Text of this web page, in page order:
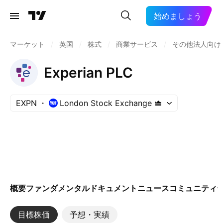
始めましょう
マーケット 英国 株式 商業サービス その他法人向
Experian PLC
EXPN London Stock Exchange
概要ファンダメンタルドキュメント ニュースコミュニティ
目標株価 予想・実績